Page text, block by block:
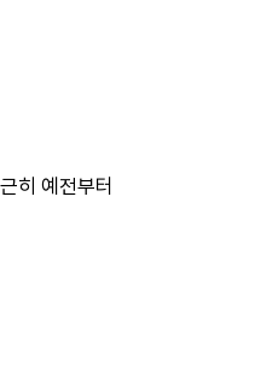
히 예전부터